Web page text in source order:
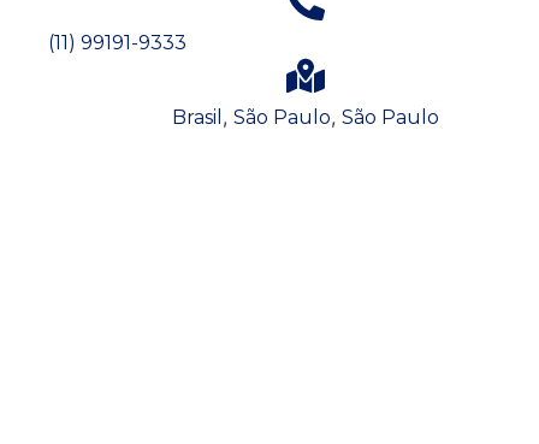
(11) 99191-9333
Brasil , São Paulo, São Paulo